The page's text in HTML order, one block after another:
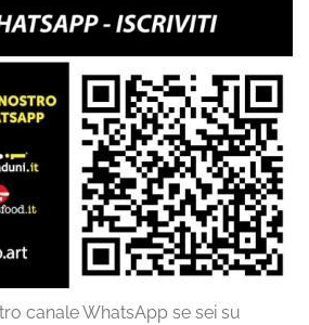
canale WhatsApp se sei su